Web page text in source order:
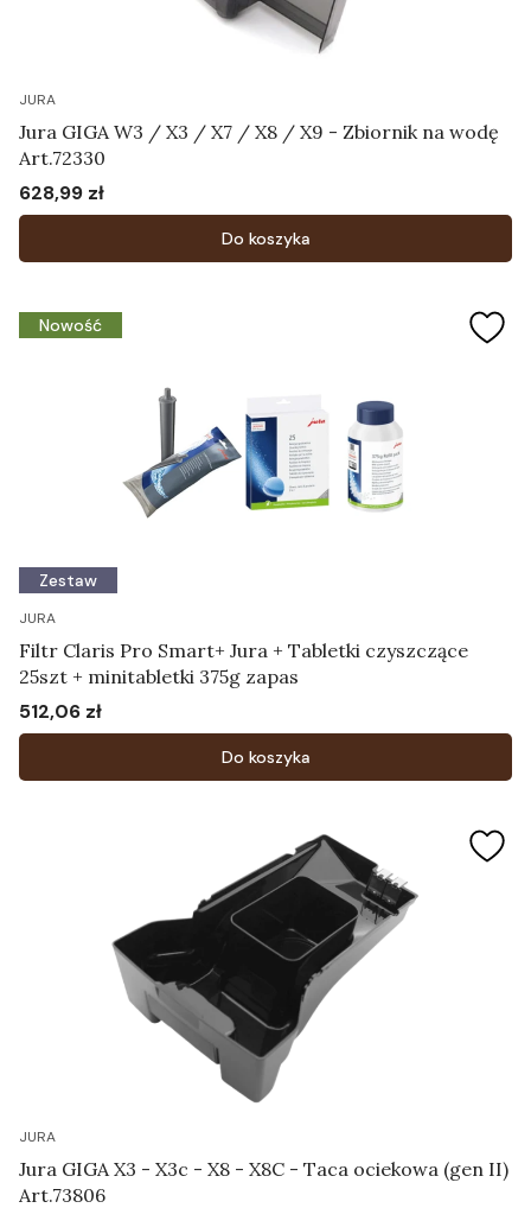
JURA
Jura GIGA W3 / X3 / X7 / X8 / X9 - Zbiornik na wodę
Art.72330
Cena
628,99 zł
Do koszyka
Nowość
Zestaw
JURA
Filtr Claris Pro Smart+ Jura + Tabletki czyszczące
25szt + minitabletki 375g zapas
Cena
512,06 zł
Do koszyka
JURA
Jura GIGA X3 - X3c - X8 - X8C - Taca ociekowa (gen II)
Art.73806